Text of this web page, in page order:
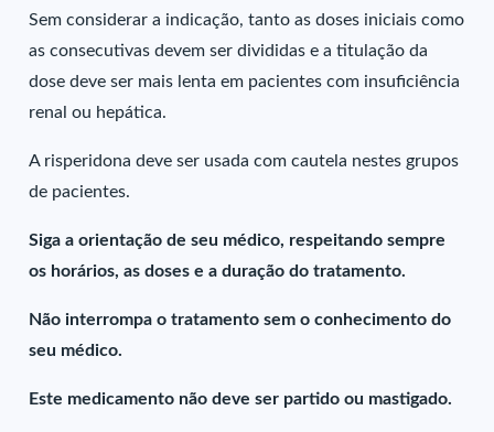
Sem considerar a indicação, tanto as doses iniciais como
as consecutivas devem ser divididas e a titulação da
dose deve ser mais lenta em pacientes com insuficiência
renal ou hepática.
A risperidona deve ser usada com cautela nestes grupos
de pacientes.
Siga a orientação de seu médico, respeitando sempre
os horários, as doses e a duração do tratamento.
Não interrompa o tratamento sem o conhecimento do
seu médico.
Este medicamento não deve ser partido ou mastigado.